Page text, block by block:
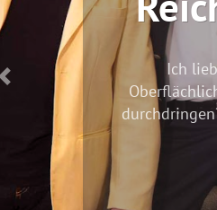
Ich liebe
Oberflächlichkeit und
durchdringen? Je